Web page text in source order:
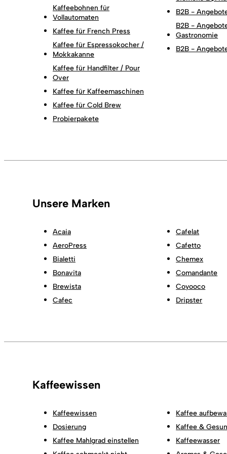
Kaffeebohnen für
Vollautomaten
Kaffee für French Press
Kaffee für Espressokocher /
Mokkakanne
Kaffee für Handfilter / Pour
Over
Kaffee für Kaffeemaschinen
Kaffee für Cold Brew
Probierpakete
B2B -
B2B -
Gastronomie
B2B -
Unsere Marken
Acaia
AeroPress
Bialetti
Bonavita
Brewista
Cafec
Cafelat
Cafetto
Chemex
Comandante
Coyooco
Dripster
Kaffeewissen
Kaffeewissen
Dosierung
Kaffee Mahlgrad einstellen
Kaffee
Kaffee &
Kaffeewasser